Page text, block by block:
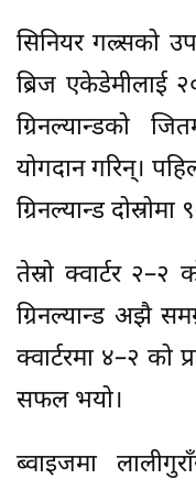
सिनियर गल्र्सको
ब्रिज एकेडेमीलाई
ग्रिनल्यान्डको
योगदान गरिन्।
ग्रिनल्यान्ड
तेस्रो क्वार्टर २–२
ग्रिनल्यान्ड अझै
क्वार्टरमा ४–२ को
सफल भयो।
ब्वाइजमा